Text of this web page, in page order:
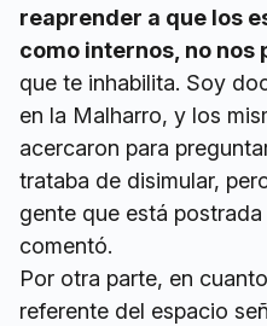
reaprender a que los
como internos, no nos
que te inhabilita. Soy
en la Malharro, y los
acercaron para
trataba de disimular,
gente que está
comentó.
Por otra parte, en
referente del espacio